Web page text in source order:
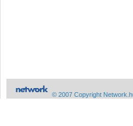
© 2007 Copyright